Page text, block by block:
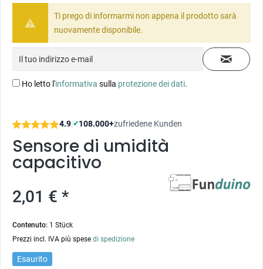
Ti prego di informarmi non appena il prodotto sarà
nuovamente disponibile.
Ho letto l'informativa sulla protezione dei dati.
4.9|✔108.000+zufriedene Kunden
Sensore di umidità
capacitivo
2,01 € *
Contenuto: 1 Stück
Prezzi incl. IVA più spese di spedizione
Esaurito